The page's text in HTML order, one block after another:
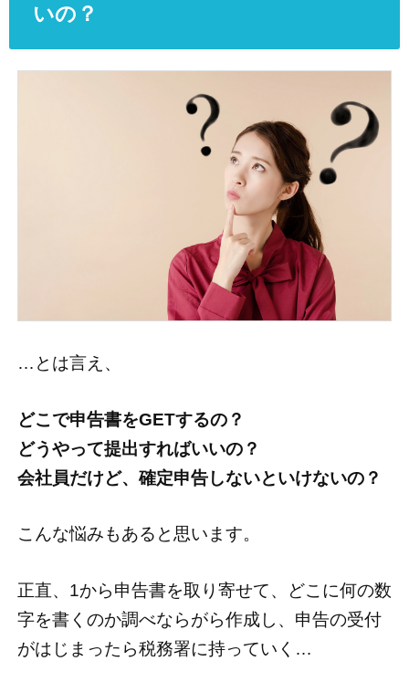
いの？
…とは言え、
どこで申告書をGETするの？
どうやって提出すればいいの？
会社員だけど、確定申告しないといけないの？
こんな悩みもあると思います。
正直、1から申告書を取り寄せて、どこに何の数
字を書くのか調べならがら作成し、申告の受付
がはじまったら税務署に持っていく…